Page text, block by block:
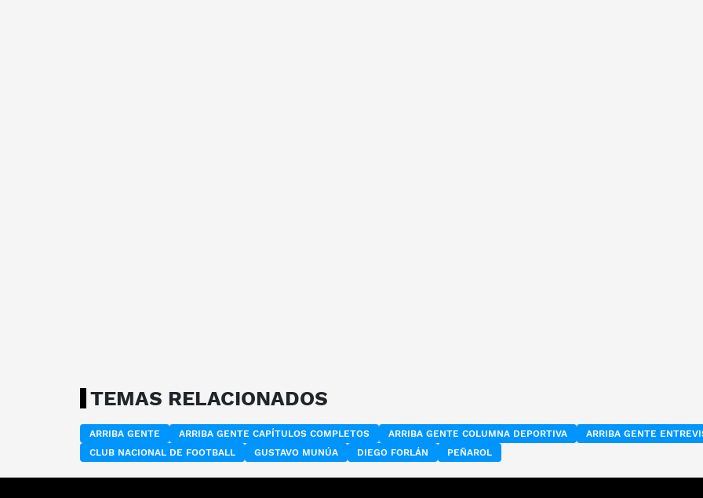
TEMAS RELACIONADOS
ARRIBA GENTE ARRIBA GENTE CAPÍTULOS COMPLETOS ARRIBA GENTE COLUMNA DEPORTIVA
ARRIBA GENTE
CLUB NACIONAL DE FOOTBALL
GUSTAVO MUNÚA DIEGO FORLÁN PEÑAROL